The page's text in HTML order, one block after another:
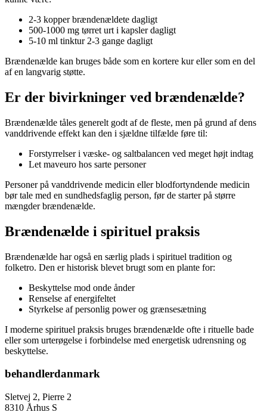
2-3 kopper brændenældete dagligt
500-1000 mg tørret urt i kapsler dagligt
5-10 ml tinktur 2-3 gange dagligt
Brændenælde kan bruges både som en kortere kur eller som en del
af en langvarig støtte.
Er der bivirkninger ved brændenælde?
Brændenælde tåles generelt godt af de fleste, men på grund af dens
vanddrivende effekt kan den i sjældne tilfælde føre til:
Forstyrrelser i væske- og saltbalancen ved meget højt indtag
Let maveuro hos sarte personer
Personer på vanddrivende medicin eller blodfortyndende medicin
bør tale med en sundhedsfaglig person, før de starter på større
mængder brændenælde.
Brændenælde i spirituel praksis
Brændenælde har også en særlig plads i spirituel tradition og
folketro. Den er historisk blevet brugt som en plante for:
Beskyttelse mod onde ånder
Renselse af energifeltet
Styrkelse af personlig power og grænsesætning
I moderne spirituel praksis bruges brændenælde ofte i rituelle bade
eller som urterøgelse i forbindelse med energetisk udrensning og
beskyttelse.
behandlerdanmark
Sletvej 2, Pierre 2
8310 Århus S